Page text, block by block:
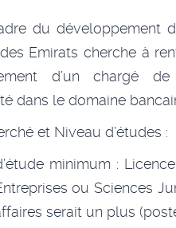
du développement
Emirats cherche à
d’un chargé de
dans le domaine
et Niveau d’études :
minimum :
ou Sciences
serait un plus